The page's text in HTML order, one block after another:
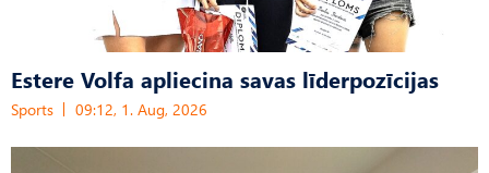
Estere Volfa apliecina savas līderpozīcijas
Sports 09:12, 1. Aug, 2026